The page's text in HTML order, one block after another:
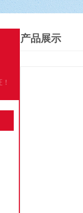
产品展示